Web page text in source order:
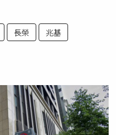
長榮
兆基